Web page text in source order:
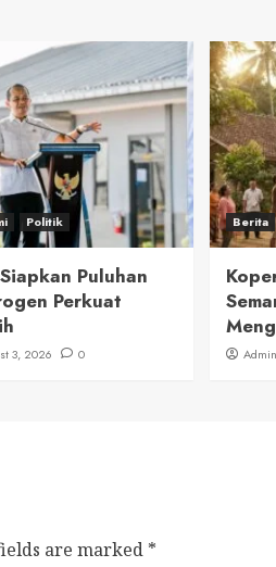
Politik
Puluhan
Perkuat
3, 2026 0
Berita
Admin
are marked *